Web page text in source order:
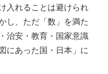
入れることは避けられ
し、ただ「数」を満た
治安・教育・国家意識
にあった国・日本」に